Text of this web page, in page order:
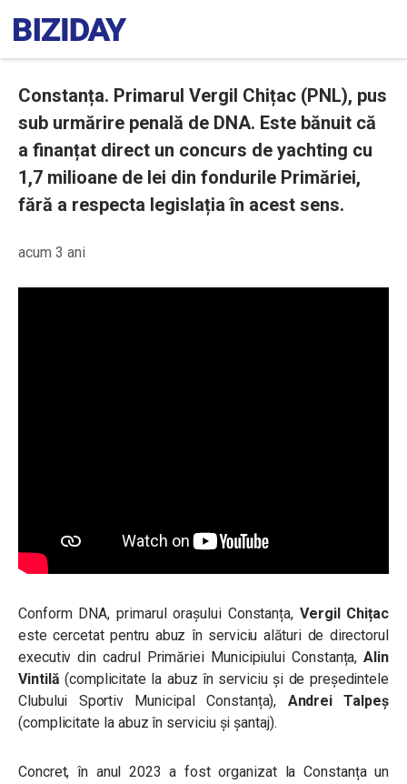
Constanța. Primarul Vergil Chițac (PNL), pus
sub urmărire penală de DNA. Este bănuit că
a finanțat direct un concurs de yachting cu
1,7 milioane de lei din fondurile Primăriei,
fără a respecta legislația în acest sens.
acum 3 ani
Conform DNA, primarul orașului Constanța, Vergil Chițac
este cercetat pentru abuz în serviciu alături de directorul
executiv din cadrul Primăriei Municipiului Constanța,Alin
Vintilă (complicitate la abuz în serviciu și de președintele
Clubului Sportiv Municipal Constanța), Andrei Talpeș
(complicitate la abuz în serviciu și șantaj).
Concret, în anul 2023 a fost organizat la Constanța un